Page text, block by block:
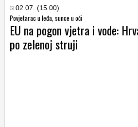
02.07. (15:00)
Povjetarac u leđa, sunce u oči
EU na pogon vjetra i vode:
po zelenoj struji